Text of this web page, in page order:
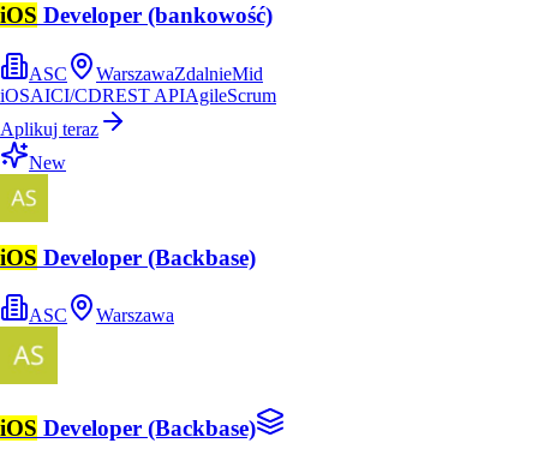
iOS Developer (bankowość)
ASC WarszawaZdalnieMid
iOSAICI/CDREST APIAgileScrum
Aplikuj teraz
New
iOS Developer (Backbase)
ASC Warszawa
iOS Developer (Backbase)